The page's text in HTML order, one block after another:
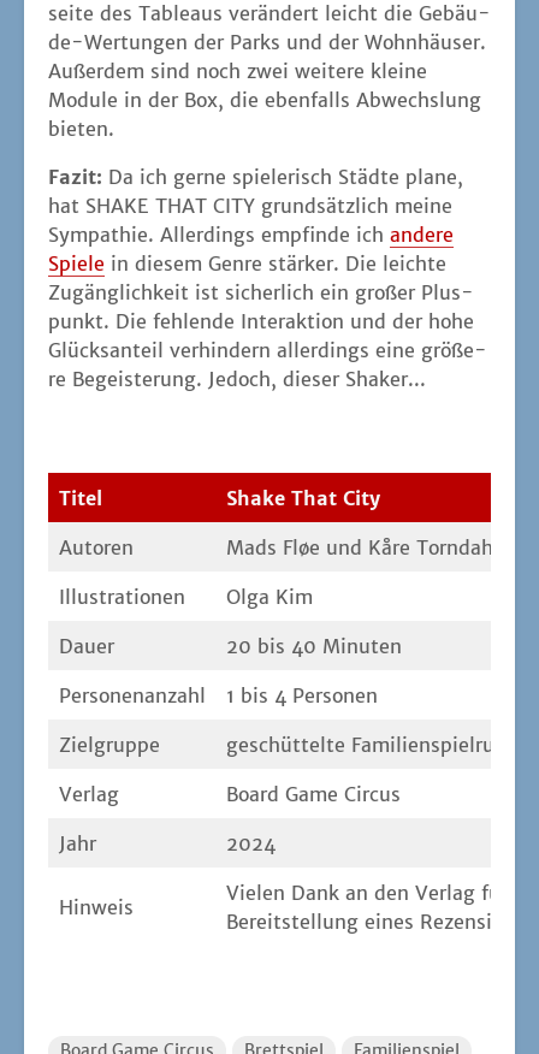
sei­te des Tableaus ver­än­dert leicht die Gebäu­
de-Wer­tun­gen der Parks und der Wohn­häu­ser.
Außer­dem sind noch zwei wei­te­re klei­ne
Modu­le in der Box, die eben­falls Abwechs­lung
bieten.
Fazit: Da ich ger­ne spie­le­risch Städ­te pla­ne,
hat SHAKE THAT CITY grund­sätz­lich mei­ne
Sym­pa­thie. Aller­dings emp­fin­de ich ande­re
Spie­le in die­sem Gen­re stär­ker. Die leich­te
Zugäng­lich­keit ist sicher­lich ein gro­ßer Plus­
punkt. Die feh­len­de Inter­ak­ti­on und der hohe
Glücks­an­teil ver­hin­dern aller­dings eine grö­ße­
re Begeis­te­rung. Jedoch, die­ser Shaker...
Titel Shake That City
Autoren Mads Fløe und Kåre Torn­dahl
Illus­tra­tio­nen Olga Kim
Dau­er 20 bis 40 Minuten
Per­so­nen­an­zahl 1 bis 4 Personen
Ziel­grup­pe geschüt­tel­te
Ver­lag Board Game Circus
Jahr 2024
Hin­weis
Vie­len Dank an den Ver­lag für
Bereit­stel­lung eines